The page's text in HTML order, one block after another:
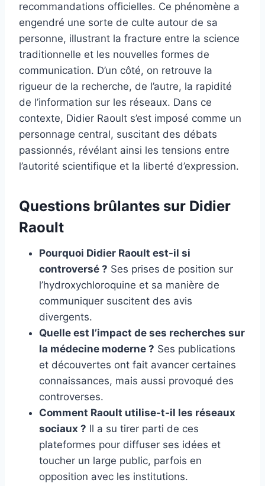
recommandations officielles. Ce phénomène a
engendré une sorte de culte autour de sa
personne, illustrant la fracture entre la science
traditionnelle et les nouvelles formes de
communication. D’un côté, on retrouve la
rigueur de la recherche, de l’autre, la rapidité
de l’information sur les réseaux. Dans ce
contexte, Didier Raoult s’est imposé comme un
personnage central, suscitant des débats
passionnés, révélant ainsi les tensions entre
l’autorité scientifique et la liberté d’expression.
Questions brûlantes sur Didier
Raoult
Pourquoi Didier Raoult est-il si
controversé ? Ses prises de position sur
l’hydroxychloroquine et sa manière de
communiquer suscitent des avis
divergents.
Quelle est l’impact de ses recherches sur
la médecine moderne ? Ses publications
et découvertes ont fait avancer certaines
connaissances, mais aussi provoqué des
controverses.
Comment Raoult utilise-t-il les réseaux
sociaux ? Il a su tirer parti de ces
plateformes pour diffuser ses idées et
toucher un large public, parfois en
opposition avec les institutions.